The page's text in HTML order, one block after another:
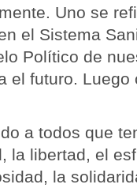
Uno se
el Sistema
Político de
el futuro. Luego
a todos que
la libertad, el
la